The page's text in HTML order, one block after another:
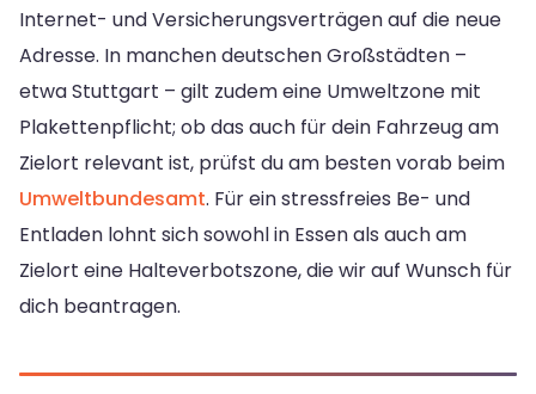
Internet- und Versicherungsverträgen auf die neue
Adresse. In manchen deutschen Großstädten –
etwa Stuttgart – gilt zudem eine Umweltzone mit
Plakettenpflicht; ob das auch für dein Fahrzeug am
Zielort relevant ist, prüfst du am besten vorab beim
Umweltbundesamt. Für ein stressfreies Be- und
Entladen lohnt sich sowohl in Essen als auch am
Zielort eine Halteverbotszone, die wir auf Wunsch für
dich beantragen.